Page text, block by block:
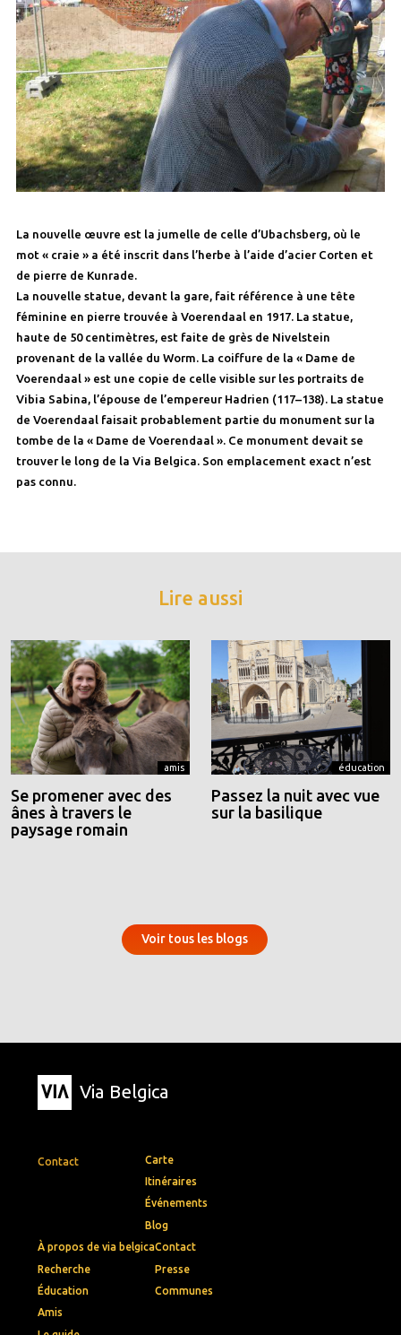
La nouvelle œuvre est la jumelle de celle d’Ubachsberg, où le
mot « craie » a été inscrit dans l’herbe à l’aide d’acier Corten et
de pierre de Kunrade.
La nouvelle statue, devant la gare, fait référence à une tête
féminine en pierre trouvée à Voerendaal en 1917. La statue,
haute de 50 centimètres, est faite de grès de Nivelstein
provenant de la vallée du Worm. La coiffure de la « Dame de
Voerendaal » est une copie de celle visible sur les portraits de
Vibia Sabina, l’épouse de l’empereur Hadrien (117–138). La statue
de Voerendaal faisait probablement partie du monument sur la
tombe de la « Dame de Voerendaal ». Ce monument devait se
trouver le long de la Via Belgica. Son emplacement exact n’est
pas connu.
Lire aussi
amis
Se promener avec des
ânes à travers le
paysage romain
éducation
Passez la nuit avec vue
sur la basilique
Voir tous les blogs
Via Belgica
Contact
Carte
Itinéraires
Événements
Blog
À propos de via belgica
Recherche
Éducation
Amis
Contact
Presse
Communes